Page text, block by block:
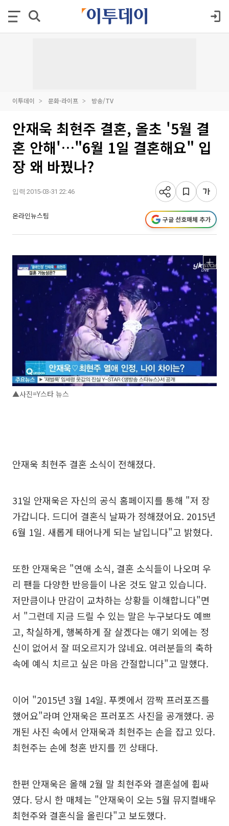
이투데이 문화·라이프 방송/TV
안재욱 최현주 결혼, 올초 '5월 결
혼 안해'…"6월 1일 결혼해요" 입
장 왜 바꿨나?
입력 2015-03-31 22:46
온라인뉴스팀 구글 선호매체 추가
▲사진=Y스타 뉴스
안재욱 최현주 결혼 소식이 전해졌다.
31일 안재욱은 자신의 공식 홈페이지를 통해 "저 장
가갑니다. 드디어 결혼식 날짜가 정해졌어요. 2015년
6월 1일. 새롭게 태어나게 되는 날입니다"고 밝혔다.
또한 안재욱은 "연애 소식, 결혼 소식들이 나오며 우
리 팬들 다양한 반응들이 나온 것도 알고 있습니다.
저만큼이나 만감이 교차하는 상황들 이해합니다"면
서 "그런데 지금 드릴 수 있는 말은 누구보다도 예쁘
고, 착실하게, 행복하게 잘 살겠다는 얘기 외에는 정
신이 없어서 잘 떠오르지가 않네요. 여러분들의 축하
속에 예식 치르고 싶은 마음 간절합니다"고 말했다.
이어 "2015년 3월 14일. 푸켓에서 깜짝 프러포즈를
했어요"라며 안재욱은 프러포즈 사진을 공개했다. 공
개된 사진 속에서 안재욱과 최현주는 손을 잡고 있다.
최현주는 손에 청혼 반지를 낀 상태다.
한편 안재욱은 올해 2월 말 최현주와 결혼설에 휩싸
였다. 당시 한 매체는 "안재욱이 오는 5월 뮤지컬배우
최현주와 결혼식을 올린다"고 보도했다.